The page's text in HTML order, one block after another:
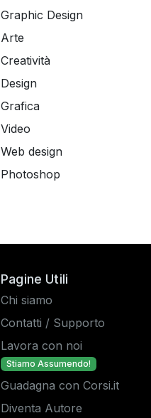
Graphic Design
Arte
Creatività
Design
Grafica
Video
Web design
Photoshop
Pagine Utili
Chi siamo
Contatti / Supporto
Lavora con noi
Stiamo Assumendo!
Guadagna con Corsi.it
Diventa Autore